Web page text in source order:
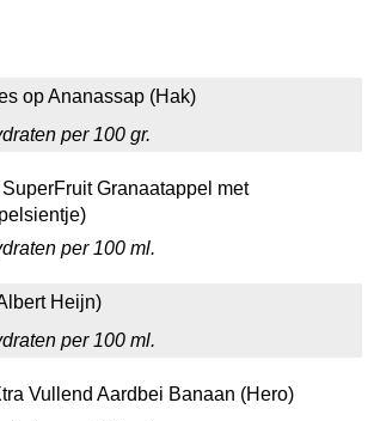
op Ananassap (Hak)
per 100 gr.
Granaatappel met
per 100 ml.
Heijn)
per 100 ml.
Vullend Aardbei Banaan (Hero)